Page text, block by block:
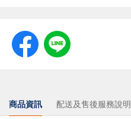
商品資訊 配送及售後服務說明